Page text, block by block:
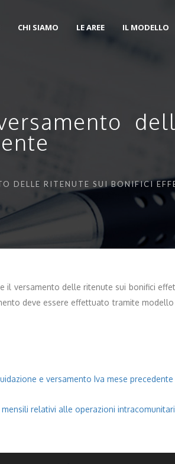
CHI SIAMO LE AREE IL MODELLO
DELLE RITENUTE SUI BONIFICI
versamento delle ritenute sui bonifici
deve essere effettuato tramite
e versamento Iva mese precedente
relativi alle operazioni